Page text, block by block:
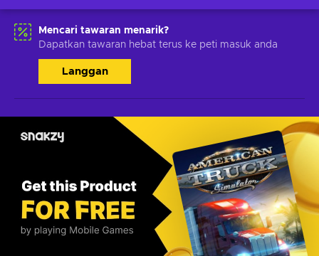
Mencari tawaran menarik?
Dapatkan tawaran hebat terus ke peti masuk anda
Langgan